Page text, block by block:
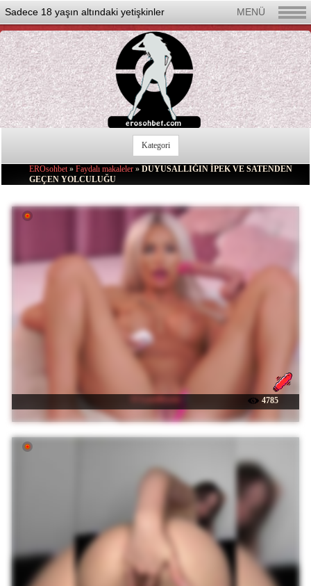
Sadece 18 yaşın altındaki yetişkinler MENÜ
Kategori
Seks Chat Rulet
Yeni
Güzel Kadınlar
EROsohbet» Faydalı makaleler » DUYUSALLIĞIN İPEK VE SATENDEN
GEÇEN YOLCULUĞU
☉ LaraBrynn 4785